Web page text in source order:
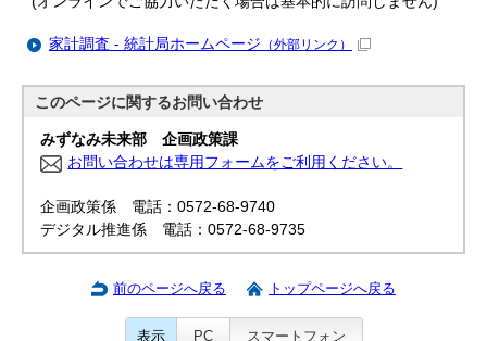
家計調査 - 統計局ホームページ （外部リンク）
このページに関するお問い合わせ
みずなみ未来部 企画政策課
お問い合わせは専用フォームをご利用ください。
企画政策係 電話：0572-68-9740
デジタル推進係 電話：0572-68-9735
前のページへ戻る トップページへ戻る
表示 PC スマートフォン